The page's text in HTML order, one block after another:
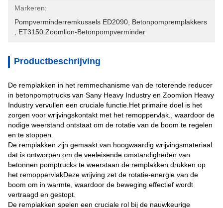
Markeren:
Pompverminderremkussels ED2090 Betonpompremplakkers
ET3150 Zoomlion-Betonpompverminder
Productbeschrijving
De remplakken in het remmechanisme van de roterende reducer
in betonpomptrucks van Sany Heavy Industry en Zoomlion Heavy
Industry vervullen een cruciale functie.Het primaire doel is het
zorgen voor wrijvingskontakt met het remoppervlak., waardoor de
nodige weerstand ontstaat om de rotatie van de boom te regelen
en te stoppen.
De remplakken zijn gemaakt van hoogwaardig wrijvingsmateriaal
dat is ontworpen om de veeleisende omstandigheden van
betonnen pomptrucks te weerstaan.de remplakken drukken op
het remoppervlakDeze wrijving zet de rotatie-energie van de
boom om in warmte, waardoor de beweging effectief wordt
vertraagd en gestopt.
De remplakken spelen een cruciale rol bij de nauwkeurige